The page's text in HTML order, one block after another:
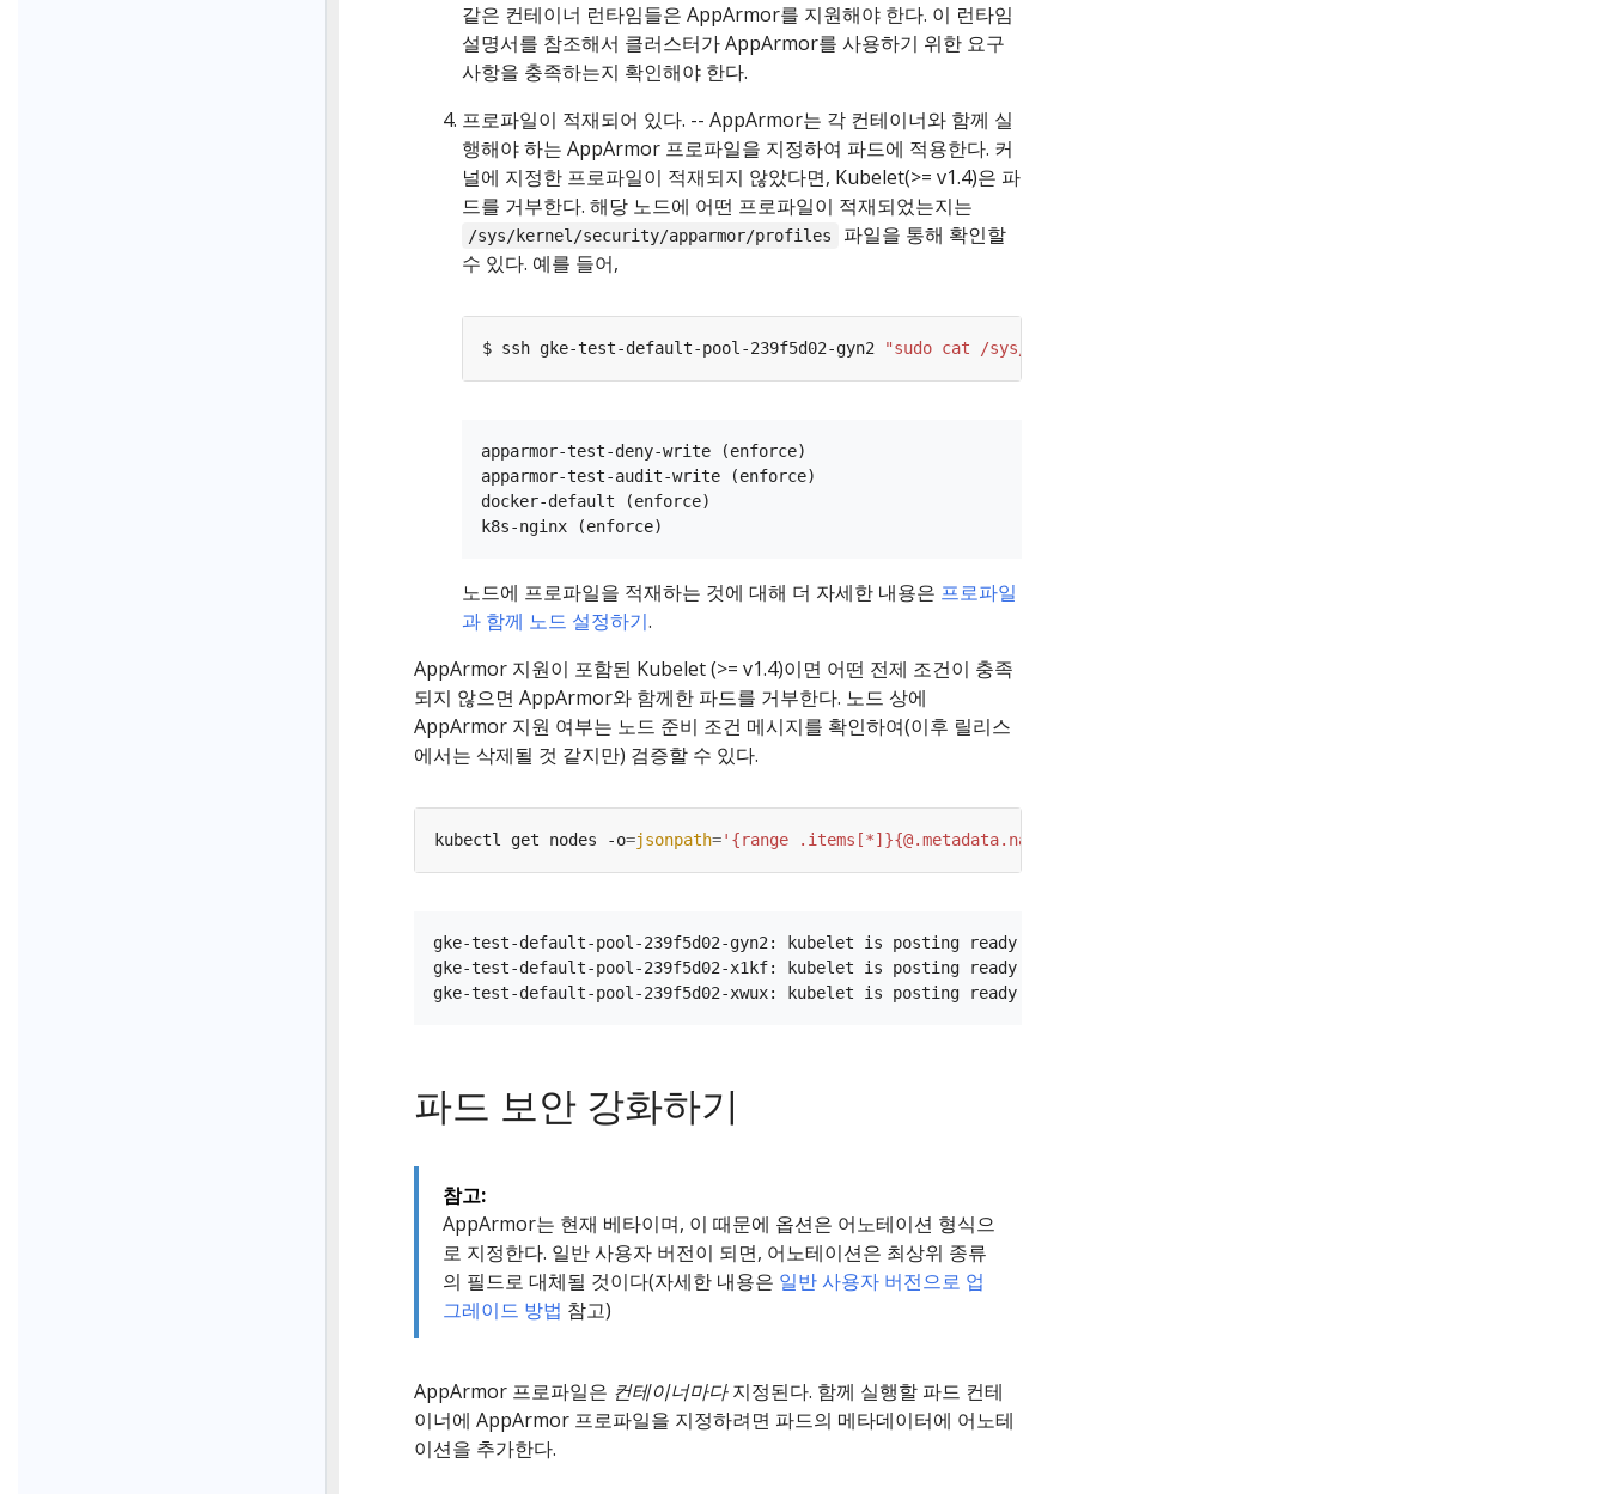
같은 컨테이너 런타임들은 AppArmor를 지원해야 한다. 이 런타임
설명서를 참조해서 클러스터가 AppArmor를 사용하기 위한 요구
사항을 충족하는지 확인해야 한다.
프로파일이 적재되어 있다. -- AppArmor는 각 컨테이너와 함께 실
행해야 하는 AppArmor 프로파일을 지정하여 파드에 적용한다. 커
널에 지정한 프로파일이 적재되지 않았다면, Kubelet(>= v1.4)은 파
드를 거부한다. 해당 노드에 어떤 프로파일이 적재되었는지는
/sys/kernel/security/apparmor/profiles
파일을 통해 확인할
수 있다. 예를 들어,
$ ssh gke-test-default-pool-239f5d02-gyn2 "sudo cat /sys/kernel/security/apparmor/profiles | sort"
apparmor-test-deny-write (enforce)
apparmor-test-audit-write (enforce)
docker-default (enforce)
노드에 프로파일을 적재하는 것에 대해 더 자세한 내용은 프로파일
과 함께 노드 설정하기.
AppArmor 지원이 포함된 Kubelet (>= v1.4)이면 어떤 전제 조건이 충족
되지 않으면 AppArmor와 함께한 파드를 거부한다. 노드 상에
AppArmor 지원 여부는 노드 준비 조건 메시지를 확인하여(이후 릴리스
에서는 삭제될 것 같지만) 검증할 수 있다.
kubectl get nodes -o=jsonpath='{range .items[*]}{@.metadata.name}:
gke-test-default-pool-239f5d02-gyn2: kubelet is posting ready status. AppArmor enabled
gke-test-default-pool-239f5d02-x1kf: kubelet is posting ready status. AppArmor enabled
파드 보안 강화하기
참고:
AppArmor는 현재 베타이며, 이 때문에 옵션은 어노테이션 형식으
로 지정한다. 일반 사용자 버전이 되면, 어노테이션은 최상위 종류
의 필드로 대체될 것이다(자세한 내용은 일반 사용자 버전으로 업
그레이드 방법 참고)
AppArmor 프로파일은 컨테이너마다지정된다. 함께 실행할 파드 컨테
이너에 AppArmor 프로파일을 지정하려면 파드의 메타데이터에 어노테
이션을 추가한다.